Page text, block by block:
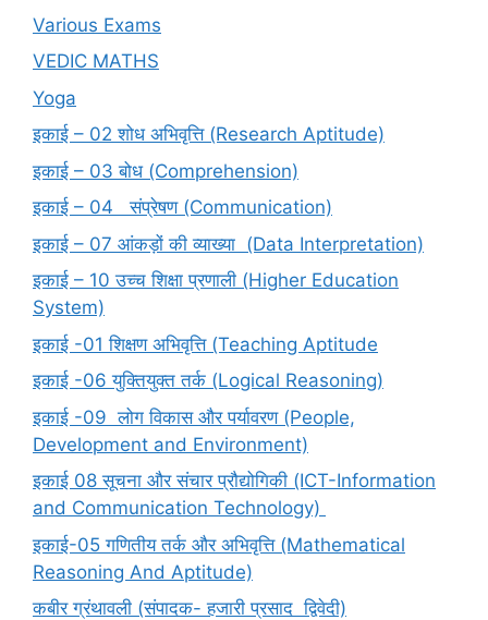
Various Exams
VEDIC MATHS
Yoga
इकाई – 02 शोध अभिवृत्ति (Research Aptitude)
इकाई – 03 बोध (Comprehension)
इकाई – 04 संप्रेषण (Communication)
इकाई – 07 आंकड़ों की व्याख्या (Data Interpretation)
इकाई – 10 उच्च शिक्षा प्रणाली (Higher Education
System)
इकाई -01 शिक्षण अभिवृत्ति (Teaching Aptitude
इकाई -06 युक्तियुक्त तर्क (Logical Reasoning)
इकाई -09 लोग विकास और पर्यावरण (People,
Development and Environment)
इकाई 08 सूचना और संचार प्रौद्योगिकी (ICT-Information
and Communication Technology)
इकाई-05 गणितीय तर्क और अभिवृत्ति (Mathematical
Reasoning And Aptitude)
कबीर ग्रंथावली (संपादक- हजारी प्रसाद द्विवेदी)